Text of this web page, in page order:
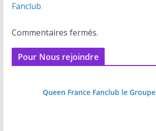
Fanclub
Commentaires fermés.
Pour Nous rejoindre
Queen France Fanclub le Groupe